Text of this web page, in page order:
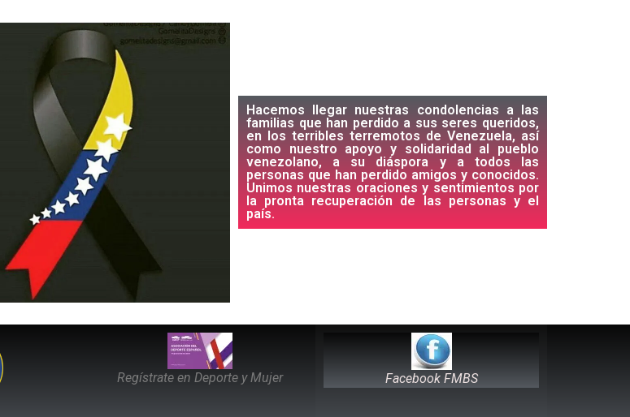
Hacemos llegar nuestras condolencias a las
familias que han perdido a sus seres queridos,
en los terribles terremotos de Venezuela, así
como nuestro apoyo y solidaridad al pueblo
venezolano, a su diáspora y a todos las
personas que han perdido amigos y conocidos.
Unimos nuestras oraciones y sentimientos por
la pronta recuperación de las personas y el
país.
Regístrate en Deporte y Mujer Facebook FMBS